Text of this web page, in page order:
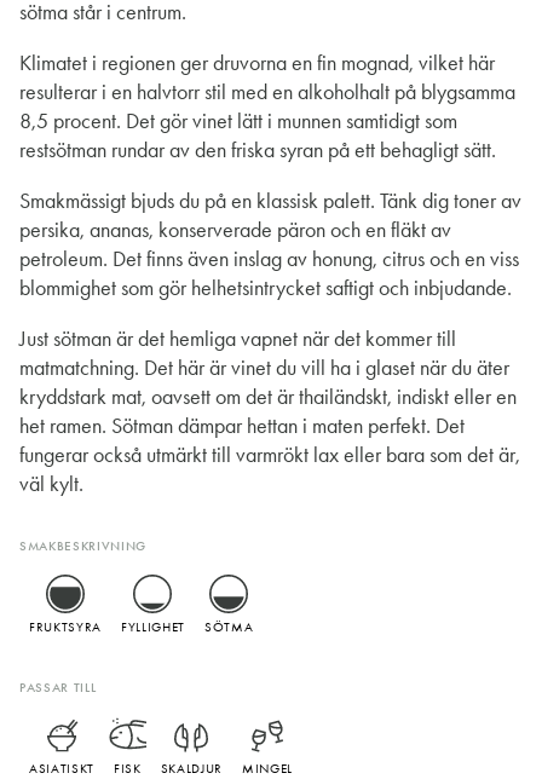
sötma står i centrum.
Klimatet i regionen ger druvorna en fin mognad, vilket här
resulterar i en halvtorr stil med en alkoholhalt på blygsamma
8,5 procent. Det gör vinet lätt i munnen samtidigt som
restsötman rundar av den friska syran på ett behagligt sätt.
Smakmässigt bjuds du på en klassisk palett. Tänk dig toner av
persika, ananas, konserverade päron och en fläkt av
petroleum. Det finns även inslag av honung, citrus och en viss
blommighet som gör helhetsintrycket saftigt och inbjudande.
Just sötman är det hemliga vapnet när det kommer till
matmatchning. Det här är vinet du vill ha i glaset när du äter
kryddstark mat, oavsett om det är thailändskt, indiskt eller en
het ramen. Sötman dämpar hettan i maten perfekt. Det
fungerar också utmärkt till varmrökt lax eller bara som det är,
väl kylt.
SMAKBESKRIVNING
FRUKTSYRA FYLLIGHET SÖTMA
PASSAR TILL
ASIATISKT FISK SKALDJUR MINGEL